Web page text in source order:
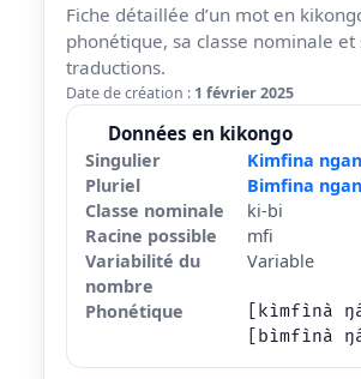
Fiche détaillée d’un mot en
phonétique, sa classe nominale et
traductions.
Date de création : 1 février 2025
Données en kikongo
Singulier
Kimfina
Pluriel
Bimfina
Classe nominale
ki-bi
Racine possible
mfi
Variabilité du
nombre
Variable
Phonétique
[kìmfìnà
[bìmfìnà